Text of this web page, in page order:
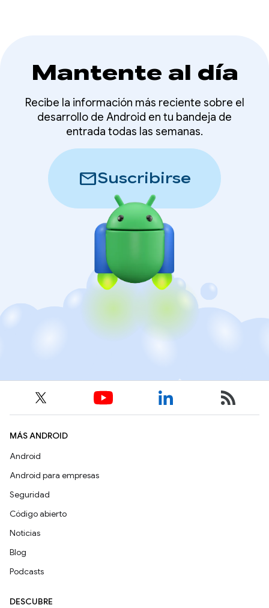
Mantente al día
Recibe la información más reciente sobre el
desarrollo de Android en tu bandeja de
entrada todas las semanas.
mailSuscribirse
MÁS ANDROID
Android
Android para empresas
Seguridad
Código abierto
Noticias
Blog
Podcasts
DESCUBRE